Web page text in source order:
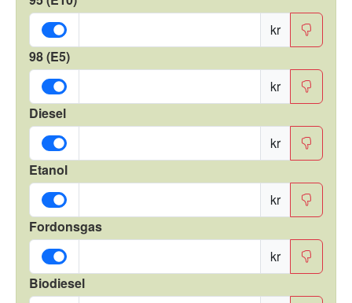
kr
98 (E5)
kr
Diesel
kr
Etanol
kr
Fordonsgas
kr
Biodiesel